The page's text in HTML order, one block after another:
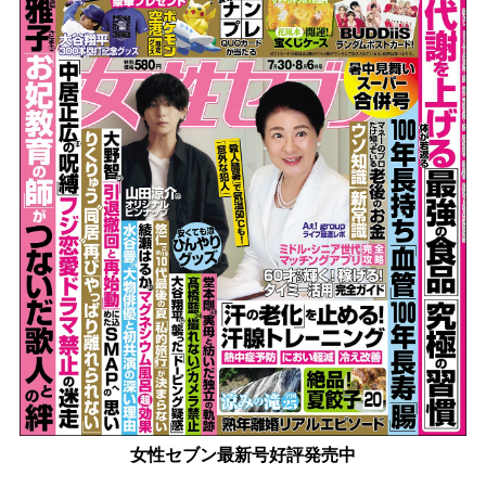
女性セブン最新号好評発売中